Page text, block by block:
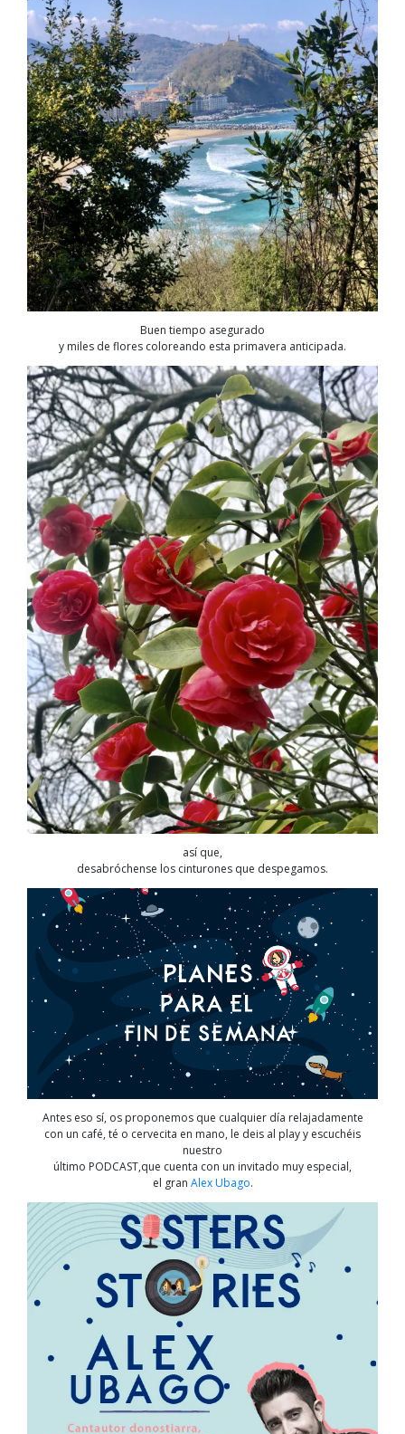
Buen tiempo asegurado
y miles de flores coloreando esta primavera anticipada.
así que,
desabróchense los cinturones que despegamos.
Antes eso sí, os proponemos que cualquier día relajadamente
con un café, té o cervecita en mano, le deis al play y escuchéis
nuestro
último PODCAST,que cuenta con un invitado muy especial,
el gran Alex Ubago.